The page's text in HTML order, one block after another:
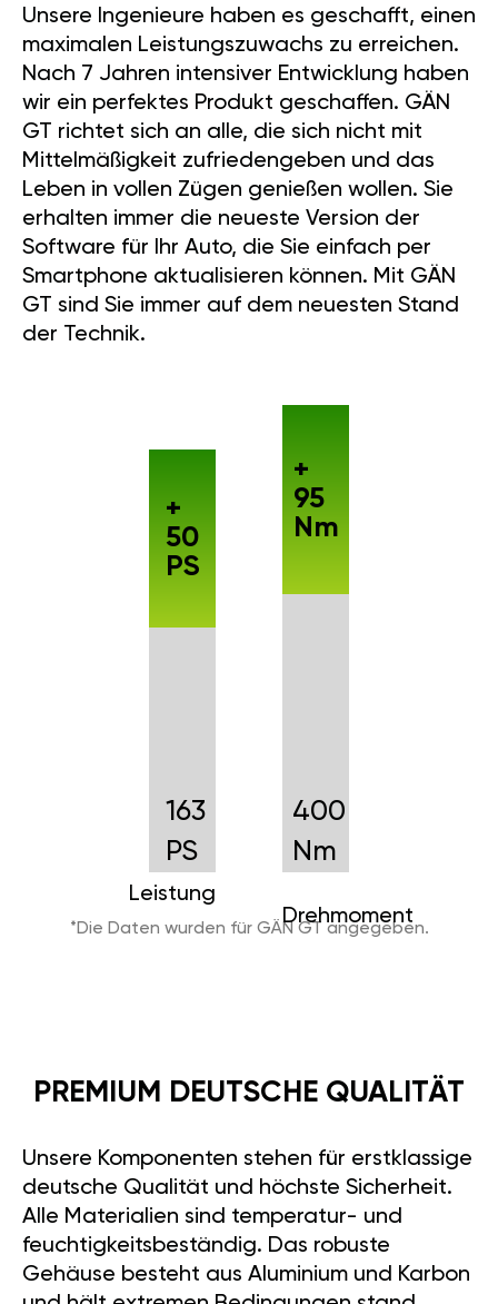
Unsere Ingenieure haben es geschafft, einen
maximalen Leistungszuwachs zu erreichen.
Nach 7 Jahren intensiver Entwicklung haben
wir ein perfektes Produkt geschaffen. GÄN
GT richtet sich an alle, die sich nicht mit
Mittelmäßigkeit zufriedengeben und das
Leben in vollen Zügen genießen wollen. Sie
erhalten immer die neueste Version der
Software für Ihr Auto, die Sie einfach per
Smartphone aktualisieren können. Mit GÄN
GT sind Sie immer auf dem neuesten Stand
der Technik.
163
PS
Leistung
+
50
PS
400
Nm
Drehmoment
+
95
Nm
*Die Daten wurden für GÄN GT angegeben.
PREMIUM DEUTSCHE QUALITÄT
Unsere Komponenten stehen für erstklassige
deutsche Qualität und höchste Sicherheit.
Alle Materialien sind temperatur- und
feuchtigkeitsbeständig. Das robuste
Gehäuse besteht aus Aluminium und Karbon